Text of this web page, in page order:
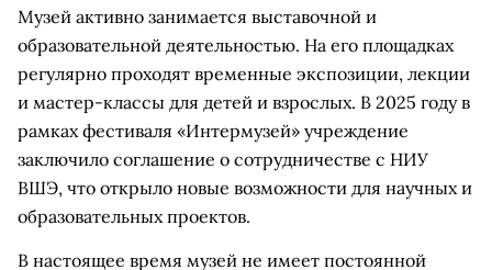
Музей активно занимается выставочной и
образовательной деятельностью. На его площадках
регулярно проходят временные экспозиции, лекции
и мастер-классы для детей и взрослых. В 2025 году в
рамках фестиваля «Интермузей» учреждение
заключило соглашение о сотрудничестве с НИУ
ВШЭ, что открыло новые возможности для научных и
образовательных проектов.
В настоящее время музей не имеет постоянной